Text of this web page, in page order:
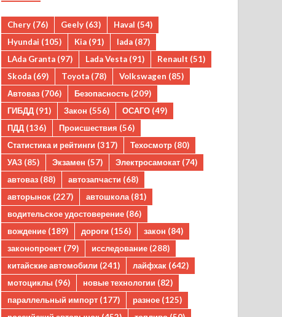
Chery (76) Geely (63) Haval (54)
Hyundai (105) Kia (91) lada (87)
LAda Granta (97) Lada Vesta (91) Renault (51)
Skoda (69) Toyota (78) Volkswagen (85)
Автоваз (706) Безопасность (209)
ГИБДД (91) Закон (556) ОСАГО (49)
ПДД (136) Происшествия (56)
Статистика и рейтинги (317) Техосмотр (80)
УАЗ (85) Экзамен (57) Электросамокат (74)
автоваз (88) автозапчасти (68)
авторынок (227) автошкола (81)
водительское удостоверение (86)
вождение (189) дороги (156) закон (84)
законопроект (79) исследование (288)
китайские автомобили (241) лайфхак (642)
мотоциклы (96) новые технологии (82)
параллельный импорт (177) разное (125)